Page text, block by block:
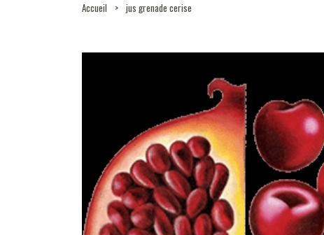
Accueil > jus grenade cerise